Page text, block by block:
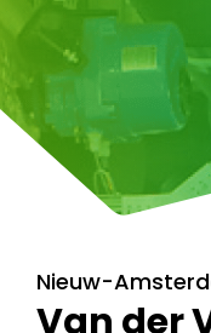
Nieuw-
Van der